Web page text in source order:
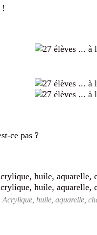
!
ce pas ?
Acrylique, huile, aquarelle,